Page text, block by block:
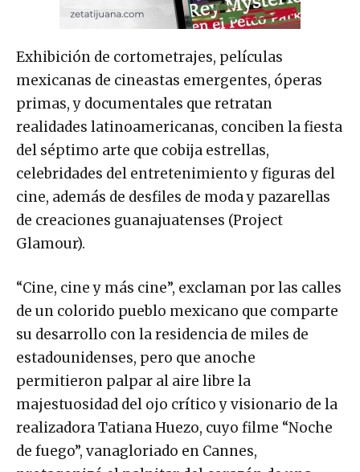
Exhibición de cortometrajes, películas
mexicanas de cineastas emergentes, óperas
primas, y documentales que retratan
realidades latinoamericanas, conciben la fiesta
del séptimo arte que cobija estrellas,
celebridades del entretenimiento y figuras del
cine, además de desfiles de moda y pazarellas
de creaciones guanajuatenses (Project
Glamour).
“Cine, cine y más cine”, exclaman por las calles
de un colorido pueblo mexicano que comparte
su desarrollo con la residencia de miles de
estadounidenses, pero que anoche
permitieron palpar al aire libre la
majestuosidad del ojo crítico y visionario de la
realizadora Tatiana Huezo, cuyo filme “Noche
de fuego”, vanagloriado en Cannes,